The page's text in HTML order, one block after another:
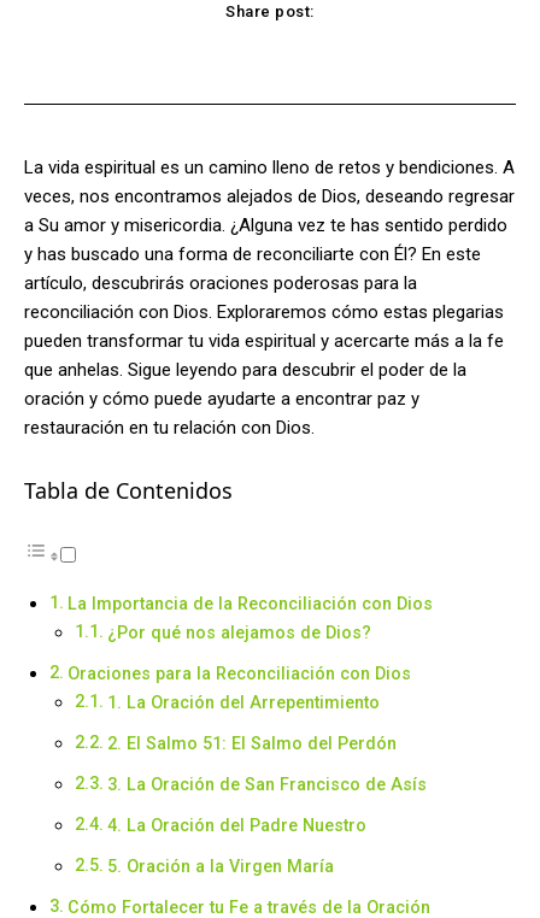
Share post:
La vida espiritual es un camino lleno de retos y bendiciones. A
veces, nos encontramos alejados de Dios, deseando regresar
a Su amor y misericordia. ¿Alguna vez te has sentido perdido
y has buscado una forma de reconciliarte con Él? En este
artículo, descubrirás oraciones poderosas para la
reconciliación con Dios. Exploraremos cómo estas plegarias
pueden transformar tu vida espiritual y acercarte más a la fe
que anhelas. Sigue leyendo para descubrir el poder de la
oración y cómo puede ayudarte a encontrar paz y
restauración en tu relación con Dios.
Tabla de Contenidos
La Importancia de la Reconciliación con Dios
¿Por qué nos alejamos de Dios?
Oraciones para la Reconciliación con Dios
1. La Oración del Arrepentimiento
2. El Salmo 51: El Salmo del Perdón
3. La Oración de San Francisco de Asís
4. La Oración del Padre Nuestro
5. Oración a la Virgen María
Cómo Fortalecer tu Fe a través de la Oración